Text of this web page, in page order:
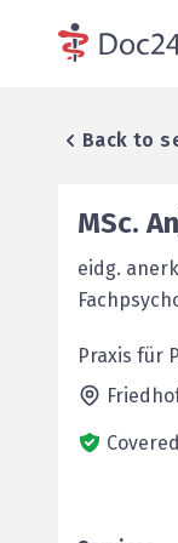
Back to
MSc.
eidg.
Praxis für